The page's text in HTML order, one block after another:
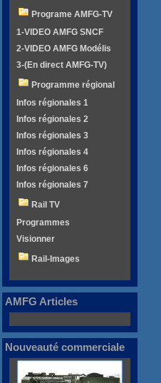
Programe AMFG-TV
1-VIDEO AMFG SNCF
2-VIDEO AMFG Modélis
3-(En direct AMFG-TV)
Programme régional
Infos régionales 1
Infos régionales 2
Infos régionales 3
Infos régionales 4
Infos régionales 6
Infos régionales 7
Rail TV
Programmes
Visionner
Rail-Images
AMFG Articles
Nouveauté commerciale